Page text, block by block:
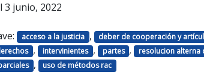
3 junio, 2022
acceso a la justicia , deber de cooperación y
, intervinientes , partes , resolucion alterna
, uso de métodos rac